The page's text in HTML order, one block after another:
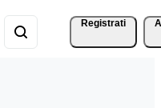
Registrati